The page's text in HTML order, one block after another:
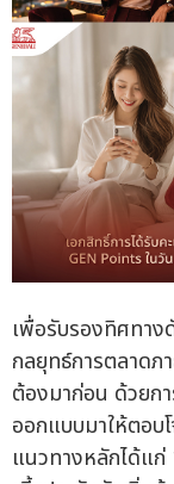
เพื่อรับรองทิศทาง
กลยุทธ์การตลาด
ต้องมาก่อน ด้วยก
ออกแบบมาให้ตอบ
แนวทางหลักได้แก่